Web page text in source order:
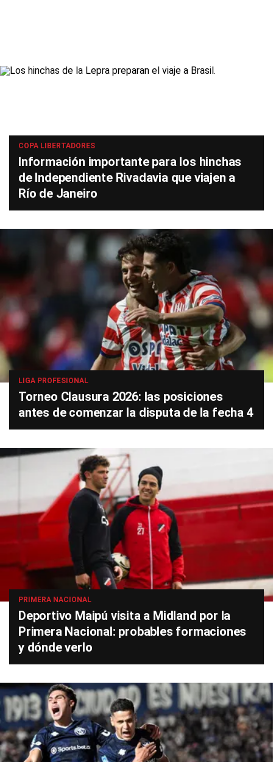
COPA LIBERTADORES
Información importante para los hinchas
de Independiente Rivadavia que viajen a
Río de Janeiro
LIGA PROFESIONAL
Torneo Clausura 2026: las posiciones
antes de comenzar la disputa de la fecha 4
PRIMERA NACIONAL
Deportivo Maipú visita a Midland por la
Primera Nacional: probables formaciones
y dónde verlo